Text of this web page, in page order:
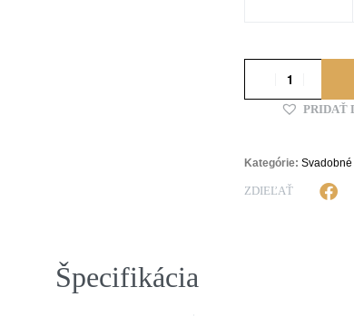
PRIDAŤ
Kategórie: Svadobné
ZDIEĽAŤ
Špecifikácia